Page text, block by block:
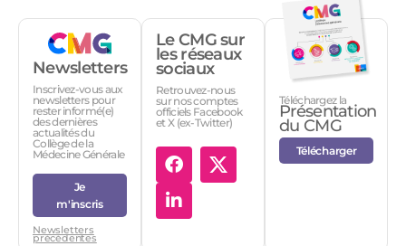
Newsletters
Inscrivez-vous aux
newsletters pour
rester informé(e)
des dernières
actualités du
Collège de la
Médecine Générale
Je
m'inscris
Newsletters
précédentes
Le CMG sur
les réseaux
sociaux
Retrouvez-nous
sur nos comptes
officiels Facebook
et X (ex-Twitter)
Téléchargez la
Présentation
du CMG
Télécharger